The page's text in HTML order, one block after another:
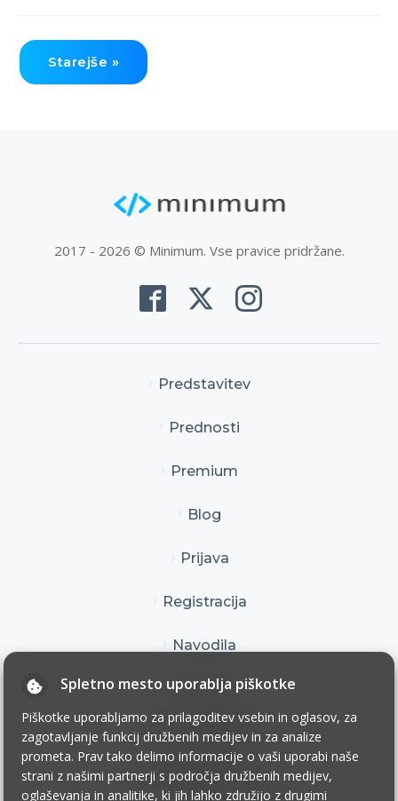
Starejše »
2017 - 2026 © Minimum. Vse pravice pridržane.
Predstavitev
Prednosti
Premium
Blog
Prijava
Registracija
Navodila
Kontakt
Pogoji uporabe
Pogoji poslovanja
Spletno mesto uporablja piškotke
Piškotke uporabljamo za prilagoditev vsebin in oglasov, za
zagotavljanje funkcij družbenih medijev in za analize
prometa. Prav tako delimo informacije o vaši uporabi naše
strani z našimi partnerji s področja družbenih medijev,
oglaševanja in analitike, ki jih lahko združijo z drugimi